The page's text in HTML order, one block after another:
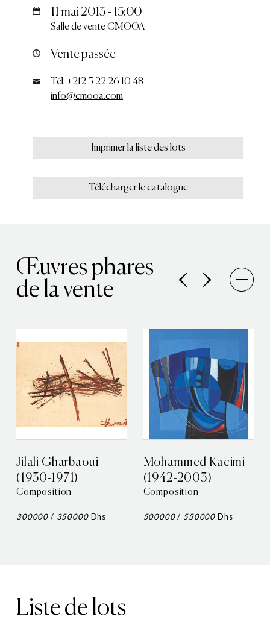
11 mai 2013 - 15:00
Salle de vente CMOOA
Vente passée
Tél. +212 5 22 26 10 48
info@cmooa.com
Imprimer la liste des lots
Télécharger le catalogue
Œuvres phares
de la vente
Jilali Gharbaoui
(1930-1971)
Composition
300000 / 350000Dhs
Mohammed Kacimi
(1942-2003)
Composition
500000/ 550000 Dhs
Liste de lots